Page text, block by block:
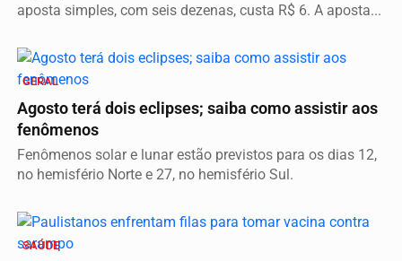
aposta simples, com seis dezenas, custa R$ 6. A aposta...
GERAL
Agosto terá dois eclipses; saiba como assistir aos
fenômenos
Fenômenos solar e lunar estão previstos para os dias 12,
no hemisfério Norte e 27, no hemisfério Sul.
SAÚDE